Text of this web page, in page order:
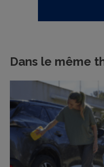
Dans le même